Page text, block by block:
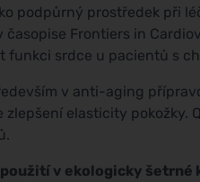
podpůrný prostředek při
Frontiers in
funkci srdce u pacientů s
v anti-aging
elasticity pokožky.
použití v ekologicky šetrné